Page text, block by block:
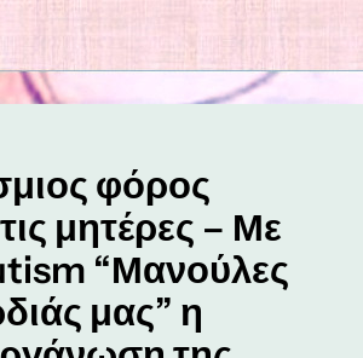
φόρος
μητέρες – Με
“Μανούλες
μας” η